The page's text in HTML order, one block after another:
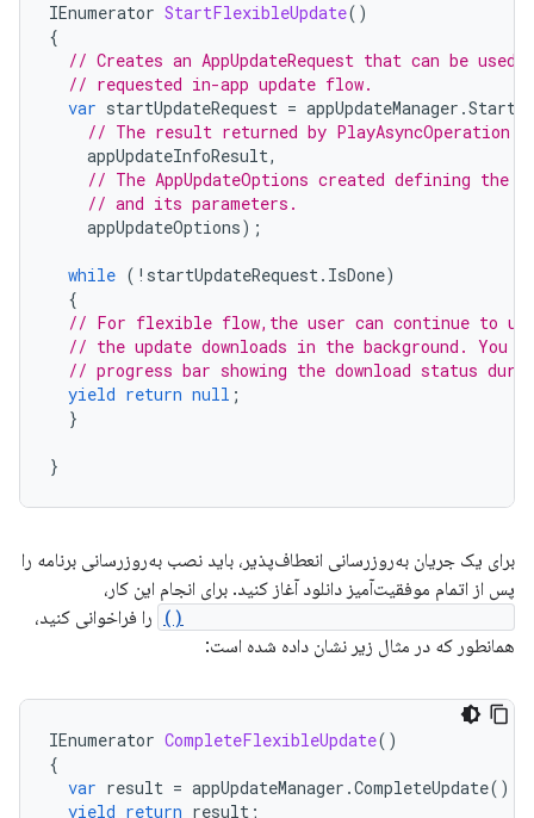
IEnumerator StartFlexibleUpdate()
{
// Creates an AppUpdateRequest that can be
// requested in-app update flow.
var startUpdateRequest = appUpdateManager .
// The result returned by
appUpdateInfoResult,
// The AppUpdateOptions created defining the
// and its parameters.
appUpdateOptions);
while ( ! startUpdateRequest. IsDone)
{
// For flexible flow,the user can continue to
// the update downloads in the background. You
// progress bar showing the download status
yield return null ;
}
}
برای یک جریان به‌روزرسانی انعطاف‌پذیر، باید نصب به‌روزرسانی برنامه را
پس از اتمام موفقیت‌آمیز دانلود آغاز کنید. برای انجام این کار،
را فراخوانی کنید،
همانطور که در مثال زیر نشان داده شده است:
IEnumerator CompleteFlexibleUpdate()
{
var result = appUpdateManager .CompleteUpdate();
yield return result ;